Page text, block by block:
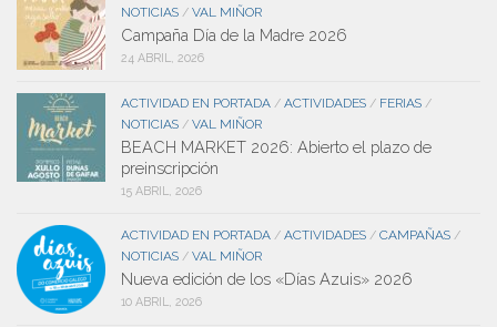
NOTICIAS / VAL MIÑOR
Campaña Día de la Madre 2026
24 ABRIL, 2026
ACTIVIDAD EN PORTADA / ACTIVIDADES / FERIAS /
NOTICIAS / VAL MIÑOR
BEACH MARKET 2026: Abierto el plazo de
preinscripción
15 ABRIL, 2026
ACTIVIDAD EN PORTADA / ACTIVIDADES / CAMPAÑAS /
NOTICIAS / VAL MIÑOR
Nueva edición de los «Días Azuis» 2026
10 ABRIL, 2026